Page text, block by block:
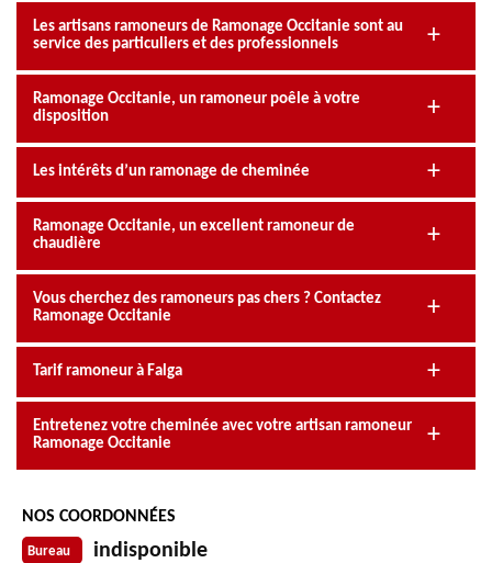
Les artisans ramoneurs de Ramonage Occitanie sont au
service des particuliers et des professionnels
Ramonage Occitanie, un ramoneur poêle à votre
disposition
Les intérêts d’un ramonage de cheminée
Ramonage Occitanie, un excellent ramoneur de
chaudière
Vous cherchez des ramoneurs pas chers ? Contactez
Ramonage Occitanie
Tarif ramoneur à Falga
Entretenez votre cheminée avec votre artisan ramoneur
Ramonage Occitanie
NOS COORDONNÉES
Bureau indisponible